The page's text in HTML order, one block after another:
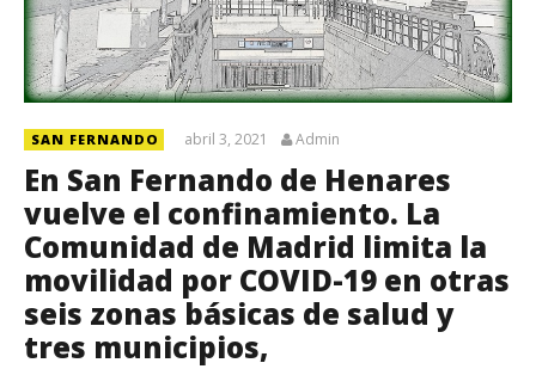
SAN FERNANDO abril 3, 2021 Admin
En San Fernando de Henares
vuelve el confinamiento. La
Comunidad de Madrid limita la
movilidad por COVID-19 en otras
seis zonas básicas de salud y
tres municipios,